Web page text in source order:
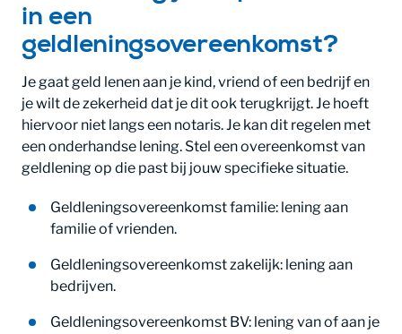
in een
geldleningsovereenkomst?
Je gaat geld lenen aan je kind, vriend of een bedrijf en
je wilt de zekerheid dat je dit ook terugkrijgt. Je hoeft
hiervoor niet langs een notaris. Je kan dit regelen met
een onderhandse lening. Stel een overeenkomst van
geldlening op die past bij jouw specifieke situatie.
Geldleningsovereenkomst familie: lening aan
familie of vrienden.
Geldleningsovereenkomst zakelijk: lening aan
bedrijven.
Geldleningsovereenkomst BV: lening van of aan je